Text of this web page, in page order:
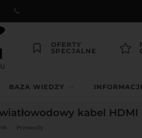
OFERTY
SPECJALNE
BAZA WIEDZY
kabel HDMI
Przewody